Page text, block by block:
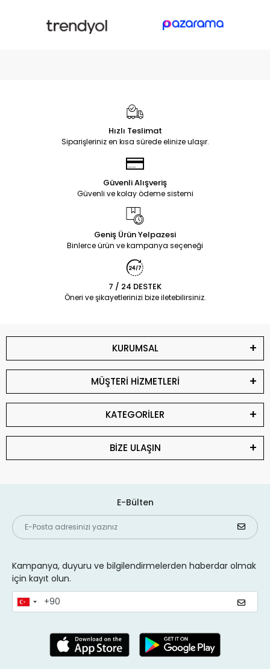
Hızlı Teslimat
Siparişleriniz en kısa sürede elinize ulaşır.
Güvenli Alışveriş
Güvenli ve kolay ödeme sistemi
Geniş Ürün Yelpazesi
Binlerce ürün ve kampanya seçeneği
7 / 24 DESTEK
Öneri ve şikayetlerinizi bize iletebilirsiniz.
KURUMSAL
MÜŞTERİ HİZMETLERİ
KATEGORİLER
BİZE ULAŞIN
E-Bülten
Kampanya, duyuru ve bilgilendirmelerden haberdar olmak
için kayıt olun.